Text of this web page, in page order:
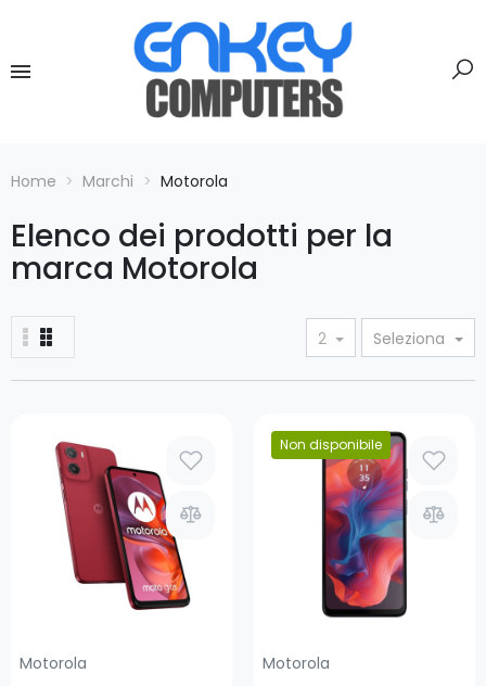
Home Marchi Motorola
Elenco dei prodotti per la
marca Motorola
2 Seleziona
Prezzo
Motorola
Non disponibile
Motorola